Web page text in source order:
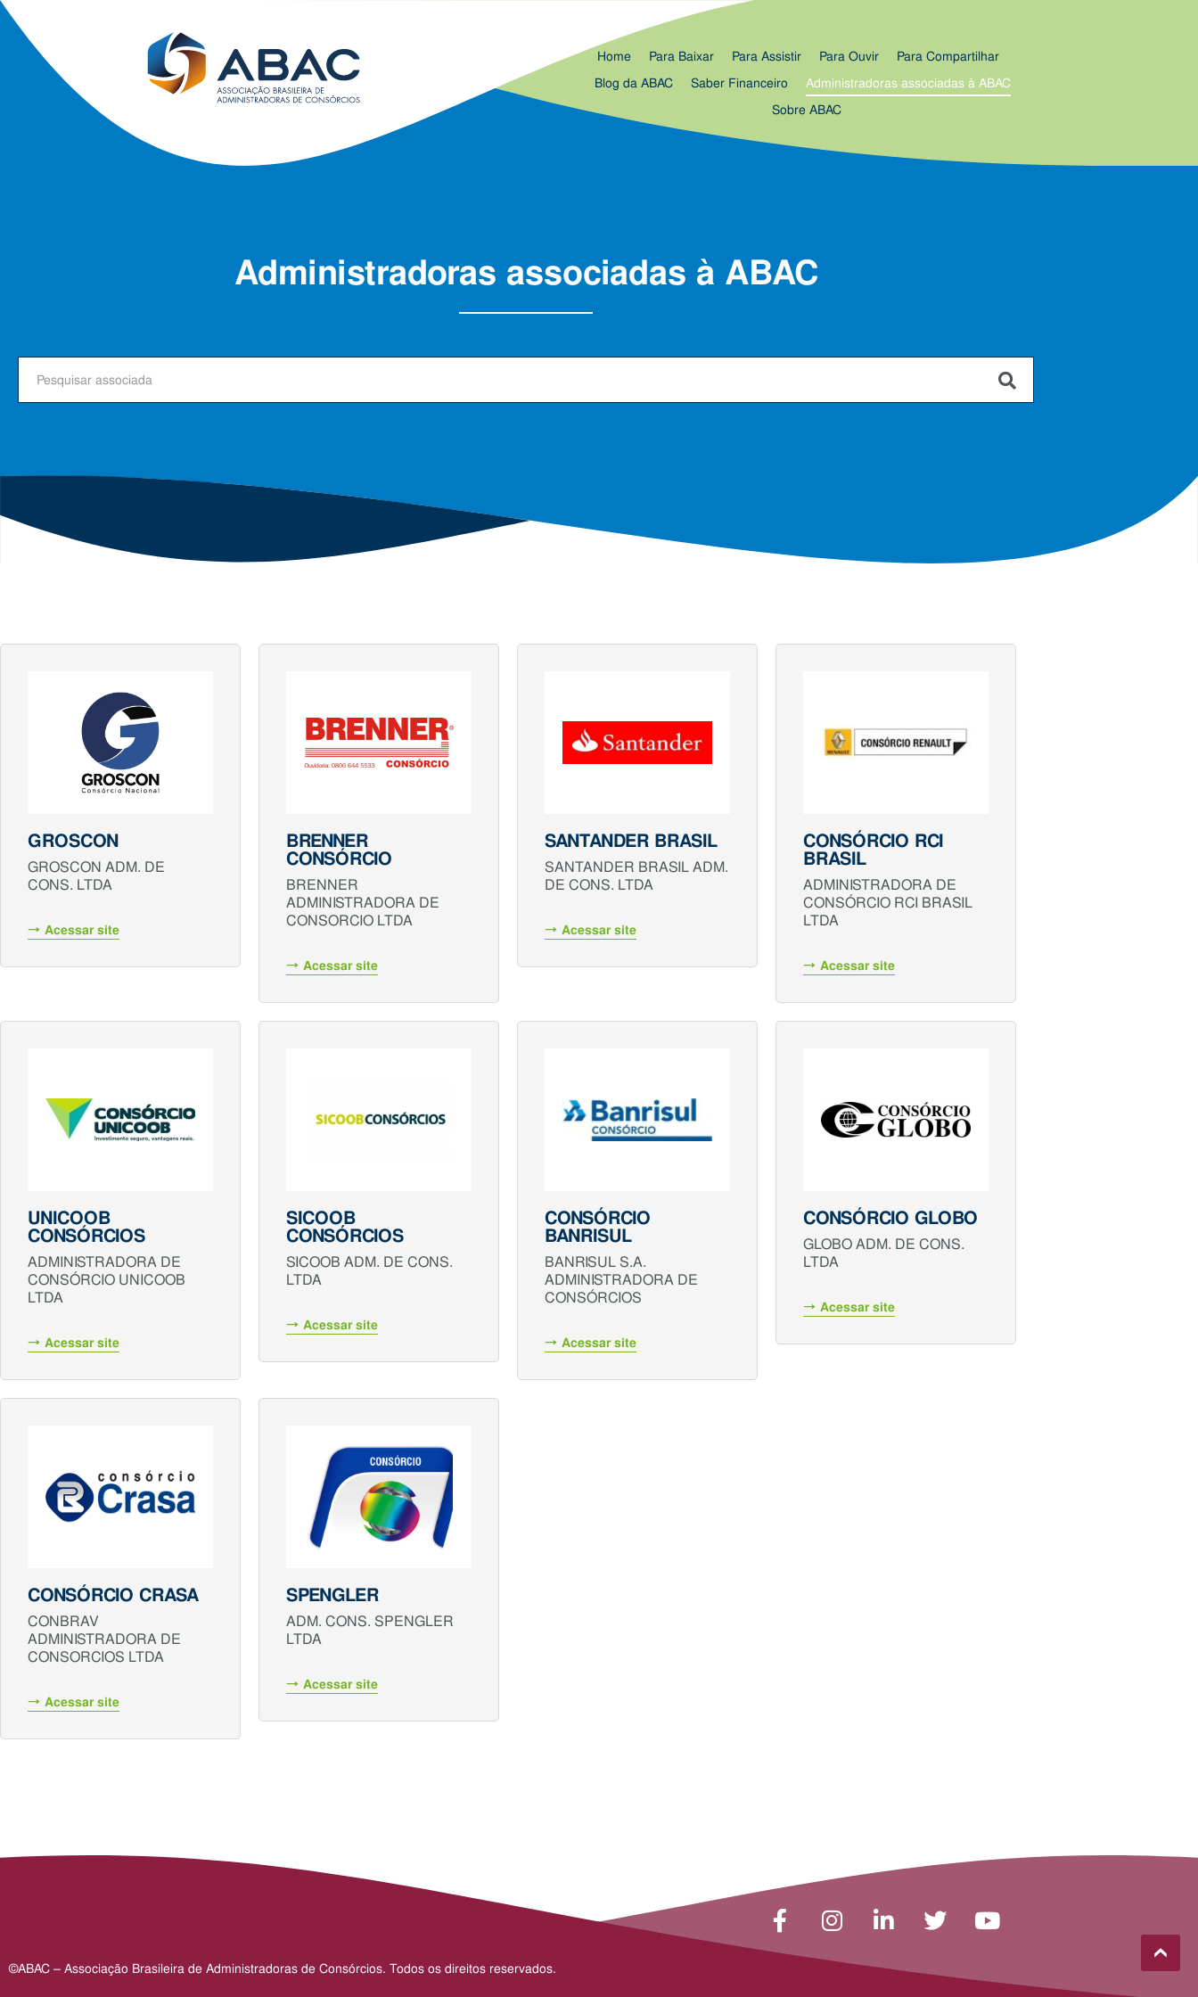
Home Para Baixar Para Assistir Para Ouvir
Para Compartilhar
Blog da ABAC
Saber Financeiro
Administradoras associadas à ABAC
Sobre ABAC
Administradoras associadas à ABAC
GROSCON
GROSCON ADM. DE
CONS. LTDA
Acessar site
BRENNER
CONSÓRCIO
BRENNER
ADMINISTRADORA DE
CONSORCIO LTDA
Acessar site
SANTANDER BRASIL
SANTANDER BRASIL ADM.
DE CONS. LTDA
Acessar site
CONSÓRCIO RCI
BRASIL
ADMINISTRADORA DE
CONSÓRCIO RCI BRASIL
LTDA
Acessar site
UNICOOB
CONSÓRCIOS
ADMINISTRADORA DE
CONSÓRCIO UNICOOB
LTDA
Acessar site
SICOOB
CONSÓRCIOS
SICOOB ADM. DE CONS.
LTDA
Acessar site
CONSÓRCIO
BANRISUL
BANRISUL S.A.
ADMINISTRADORA DE
CONSÓRCIOS
Acessar site
CONSÓRCIO GLOBO
GLOBO ADM. DE CONS.
LTDA
Acessar site
CONSÓRCIO CRASA
CONBRAV
ADMINISTRADORA DE
CONSORCIOS LTDA
Acessar site
SPENGLER
ADM. CONS. SPENGLER
LTDA
Acessar site
©ABAC – Associação Brasileira de Administradoras de Consórcios. Todos os direitos reservados.